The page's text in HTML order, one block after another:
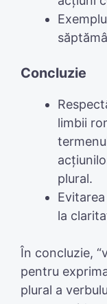
Concluzie
limbii
plural.
la
În concluzie,
pentru
plural a